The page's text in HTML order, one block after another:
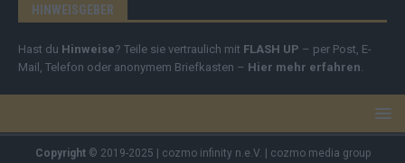
HINWEISGEBER
Hast du Hinweise? Teile sie vertraulich mit FLASH UP – per Post, E-
Mail, Telefon oder anonymem Briefkasten – Hier mehr erfahren.
Copyright© 2019-2025 | cozmo infinity n.e.V. | cozmo media group